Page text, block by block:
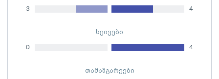
3 4
სეივები
0 4
თამაშგარეები